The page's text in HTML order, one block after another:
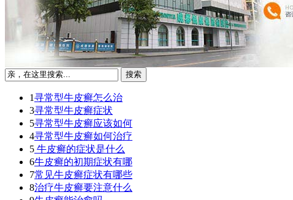
1寻常型牛皮癣怎么治
3寻常型牛皮癣症状
5寻常型牛皮癣应该如何
4寻常型牛皮癣如何治疗
5 牛皮癣的症状是什么
6牛皮癣的初期症状有哪
7常见牛皮癣症状有哪些
8治疗牛皮癣要注意什么